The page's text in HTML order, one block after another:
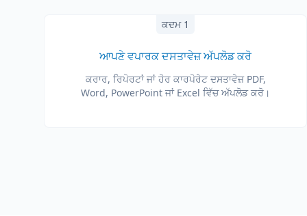
ਕਦਮ 1
ਆਪਣੇ ਵਪਾਰਕ ਦਸਤਾਵੇਜ਼ ਅੱਪਲੋਡ ਕਰੋ
ਕਰਾਰ, ਰਿਪੋਰਟਾਂ ਜਾਂ ਹੋਰ ਕਾਰਪੋਰੇਟ ਦਸਤਾਵੇਜ਼ PDF,
Word, PowerPoint ਜਾਂ Excel ਵਿੱਚ ਅੱਪਲੋਡ ਕਰੋ।